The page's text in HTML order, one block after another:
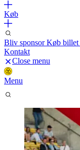
Køb
Bliv sponsorKøb billet
Kontakt
Close menu
Menu